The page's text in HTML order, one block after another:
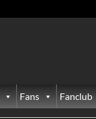
Fans Fanclub